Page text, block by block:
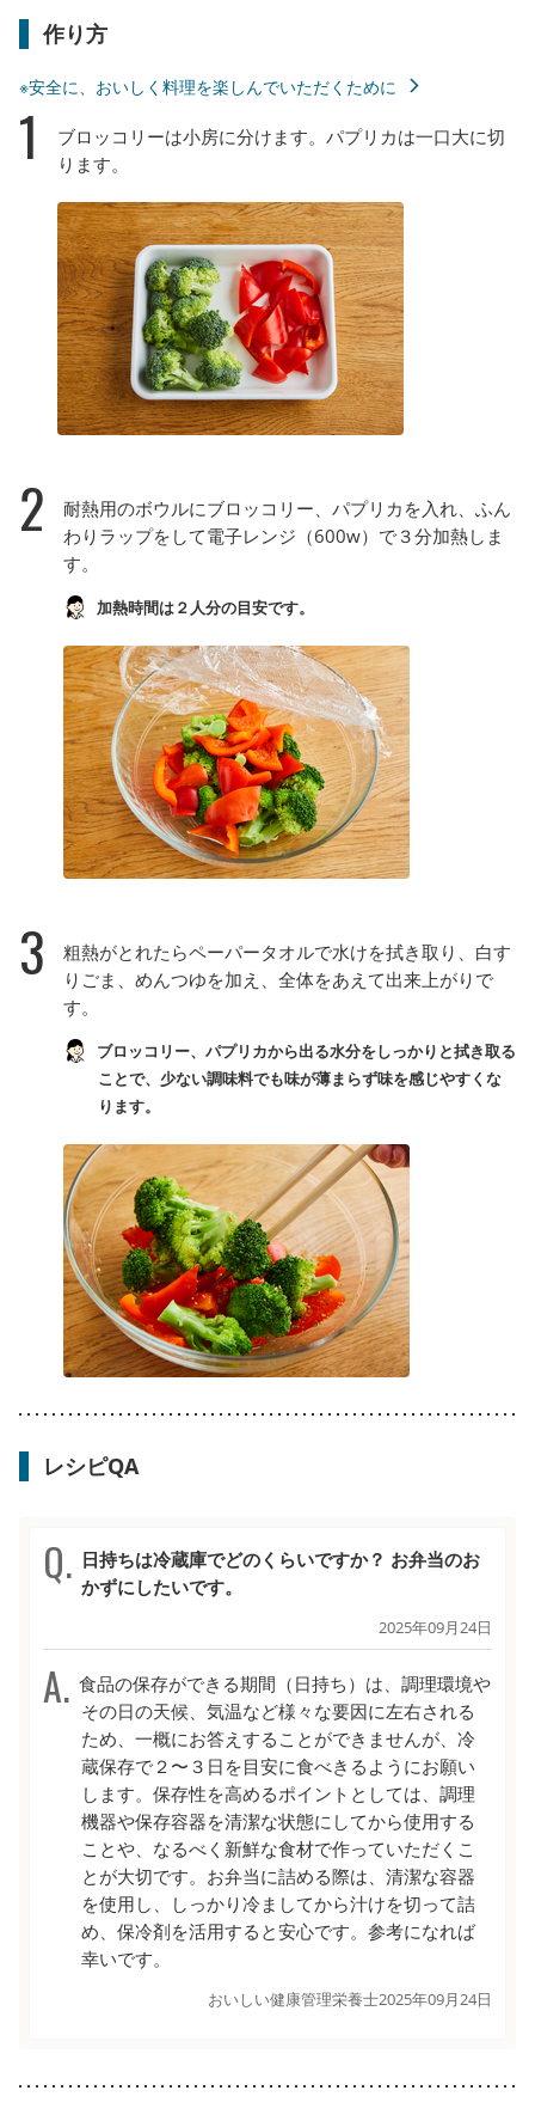
作り方
※安全に、おいしく料理を楽しんでいただくために
1
ブロッコリーは小房に分けます。パプリカは一口大に切
ります。
2
耐熱用のボウルにブロッコリー、パプリカを入れ、ふん
わりラップをして電子レンジ（600w）で３分加熱しま
す。
加熱時間は２人分の目安です。
3
粗熱がとれたらペーパータオルで水けを拭き取り、白す
りごま、めんつゆを加え、全体をあえて出来上がりで
す。
ブロッコリー、パプリカから出る水分をしっかりと拭き取る
ことで、少ない調味料でも味が薄まらず味を感じやすくな
ります。
レシピQA
日持ちは冷蔵庫でどのくらいですか？ お弁当のお
かずにしたいです。
2025年09月24日
食品の保存ができる期間（日持ち）は、調理環境や
その日の天候、気温など様々な要因に左右される
ため、一概にお答えすることができませんが、冷
蔵保存で２〜３日を目安に食べきるようにお願い
します。保存性を高めるポイントとしては、調理
機器や保存容器を清潔な状態にしてから使用する
ことや、なるべく新鮮な食材で作っていただくこ
とが大切です。お弁当に詰める際は、清潔な容器
を使用し、しっかり冷ましてから汁けを切って詰
め、保冷剤を活用すると安心です。参考になれば
幸いです。
おいしい健康管理栄養士2025年09月24日